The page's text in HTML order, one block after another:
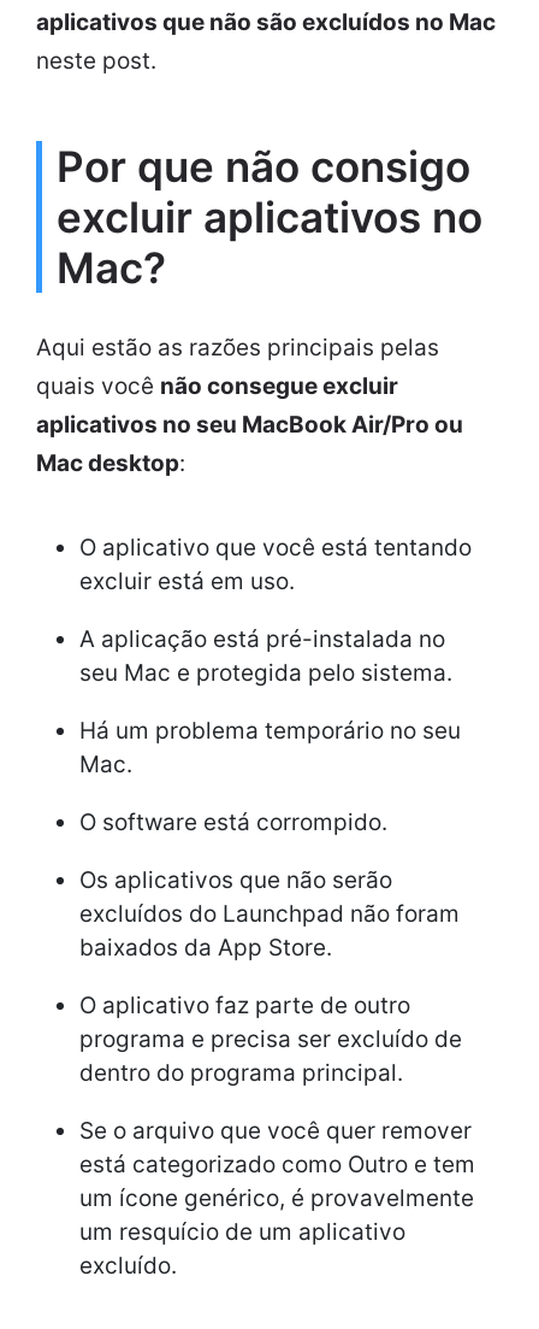
aplicativos que não são excluídos no Mac
neste post.
Por que não consigo
excluir aplicativos no
Mac?
Aqui estão as razões principais pelas
quais você não consegue excluir
aplicativos no seu MacBook Air/Pro ou
Mac desktop:
O aplicativo que você está tentando
excluir está em uso.
A aplicação está pré-instalada no
seu Mac e protegida pelo sistema.
Há um problema temporário no seu
Mac.
O software está corrompido.
Os aplicativos que não serão
excluídos do Launchpad não foram
baixados da App Store.
O aplicativo faz parte de outro
programa e precisa ser excluído de
dentro do programa principal.
Se o arquivo que você quer remover
está categorizado como Outro e tem
um ícone genérico, é provavelmente
um resquício de um aplicativo
excluído.